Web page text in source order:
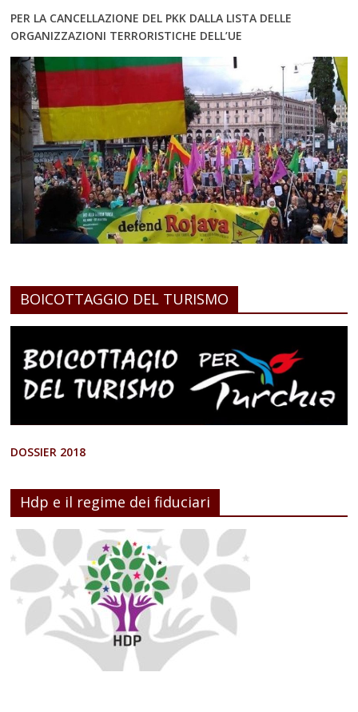
PER LA CANCELLAZIONE DEL PKK DALLA LISTA DELLE
ORGANIZZAZIONI TERRORISTICHE DELL’UE
BOICOTTAGGIO DEL TURISMO
DOSSIER 2018
Hdp e il regime dei fiduciari